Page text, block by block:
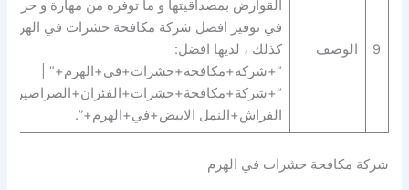
9 الوصف
القوارض بمصداقيتها و ما توفره من مهارة و حرفية
في توفير افضل شركة مكافحة حشرات في الهرم.
كذلك ، لديها افضل:
“+شركة+مكافحة+حشرات+في+الهرم+” |
الفراش+النمل الابيض+في+الهرم+”.
شركة مكافحة حشرات في الهرم